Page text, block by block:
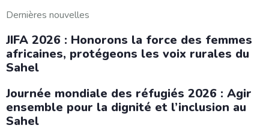
Dernières nouvelles
JIFA 2026 : Honorons la force des femmes
africaines, protégeons les voix rurales du
Sahel
Journée mondiale des réfugiés 2026 : Agir
ensemble pour la dignité et l’inclusion au
Sahel